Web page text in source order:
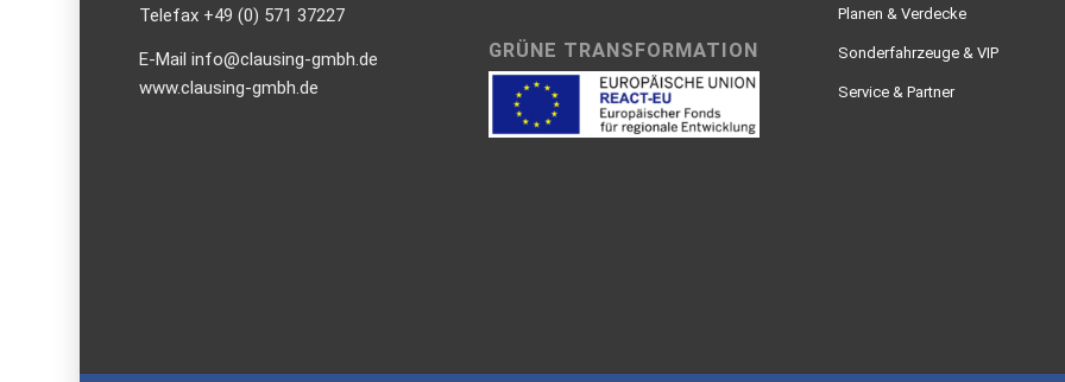
Telefax +49 (0) 571 37227
E-Mail info@clausing-gmbh.de
www.clausing-gmbh.de
GRÜNE TRANSFORMATION
Planen & Verdecke
Sonderfahrzeuge & VIP
Service & Partner